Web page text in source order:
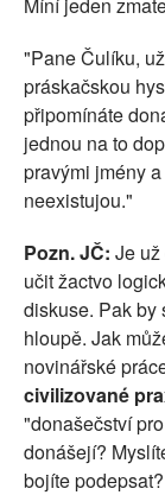
"Pane Čulíku,
práskačskou
připomínáte
jednou na to
pravými jmény
neexistujou."
Pozn. JČ: Je
učit žactvo
diskuse. Pak by
hloupě. Jak
novinářské
civilizované
"donašečství
donášejí?
bojíte podepsat?